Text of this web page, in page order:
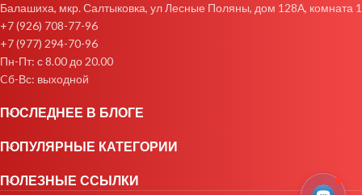
Балашиха, мкр. Салтыковка, ул Лесные Поляны, дом 128А, комната 1
+7 (926) 708-77-96
+7 (977) 294-70-96
Пн-Пт: с 8.00 до 20.00
Cб-Вс: выходной
ПОСЛЕДНЕЕ В БЛОГЕ
ПОПУЛЯРНЫЕ КАТЕГОРИИ
ПОЛЕЗНЫЕ ССЫЛКИ